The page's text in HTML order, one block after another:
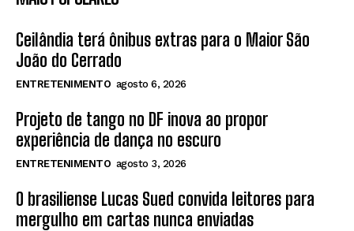
Ceilândia terá ônibus extras para o Maior São
João do Cerrado
ENTRETENIMENTO agosto 6, 2026
Projeto de tango no DF inova ao propor
experiência de dança no escuro
ENTRETENIMENTO agosto 3, 2026
O brasiliense Lucas Sued convida leitores para
mergulho em cartas nunca enviadas